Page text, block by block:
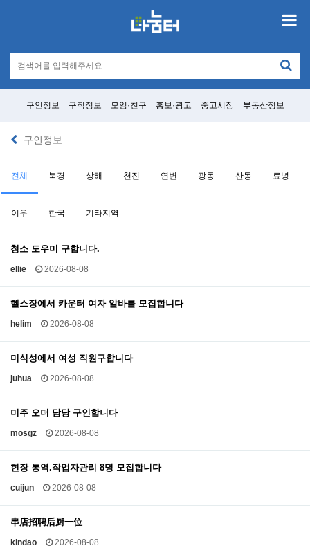
구인정보 구직정보 모임·친구 홍보·광고 중고시장 부동산정보
구인정보
전체 북경 상해 천진 연변 광동 산동 료녕
이우 한국 기타지역
청소 도우미 구합니다.
ellie 2026-08-08
헬스장에서 카운터 여자 알바를 모집합니다
helim 2026-08-08
미식성에서 여성 직원구합니다
juhua 2026-08-08
미주 오더 담당 구인합니다
mosgz 2026-08-08
현장 통역.작업자관리 8명 모집합니다
cuijun 2026-08-08
串店招聘后厨一位
kindao 2026-08-08